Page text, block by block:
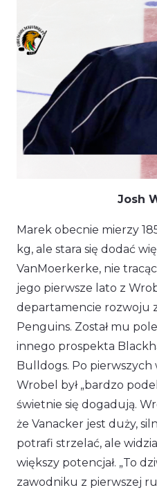
Josh
Marek obecnie mierzy
kg, ale stara się dodać
VanMoerkerke, nie
jego pierwsze lato z
departamencie rozwoju
Penguins. Został mu
innego prospekta
Bulldogs. Po
Wrobel był „bardzo
świetnie się dogadują.
że Vanacker jest duży,
potrafi strzelać, ale
większy potencjał. „To
zawodniku z pierwszej